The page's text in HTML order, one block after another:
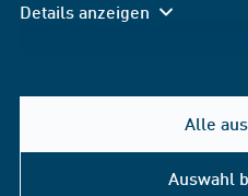
Details anzeigen
Alle
Auswahl